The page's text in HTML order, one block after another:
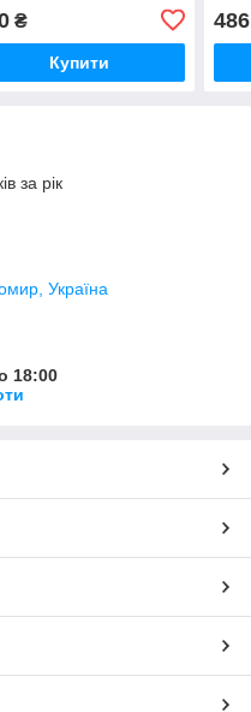
₴
Купити
486
за рік
Україна
18:00